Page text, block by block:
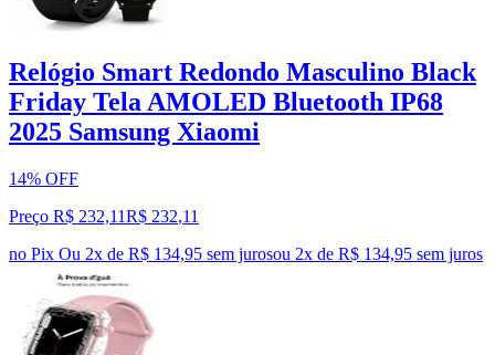
Relógio Smart Redondo Masculino Black
Friday Tela AMOLED Bluetooth IP68
2025 Samsung Xiaomi
14% OFF
Preço R$ 232,11R$ 232,11
no Pix Ou 2x de R$ 134,95 sem jurosou 2x de R$ 134,95 sem juros